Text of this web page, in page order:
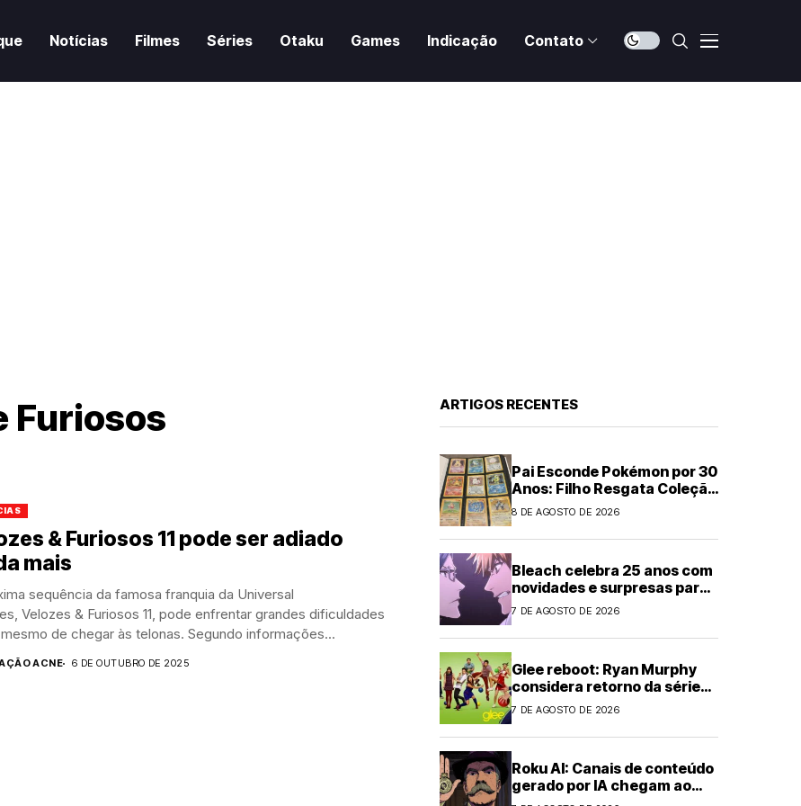
Notícias Filmes Séries Otaku Games Indicação Contato
Furiosos
& Furiosos 11 pode ser adiado
mais
sequência da famosa franquia da Universal
Velozes & Furiosos 11, pode enfrentar grandes dificuldades
de chegar às telonas. Segundo informações...
ACNE 6 DE OUTUBRO DE 2025
ARTIGOS RECENTES
Pai Esconde Pokémon por 30
Anos: Filho Resgata Coleção
Clássica
8 DE AGOSTO DE 2026
Bleach celebra 25 anos com
novidades e surpresas para
fãs
7 DE AGOSTO DE 2026
Glee reboot: Ryan Murphy
considera retorno da série
musical
7 DE AGOSTO DE 2026
Roku AI: Canais de conteúdo
gerado por IA chegam ao
streaming